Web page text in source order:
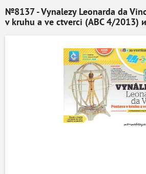
№8137 - Vynalezy Leonarda da
v kruhu a ve ctverci (ABC 4/2013)